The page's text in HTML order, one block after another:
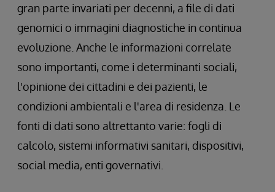
gran parte invariati per decenni, a file di dati
genomici o immagini diagnostiche in continua
evoluzione. Anche le informazioni correlate
sono importanti, come i determinanti sociali,
l'opinione dei cittadini e dei pazienti, le
condizioni ambientali e l'area di residenza. Le
fonti di dati sono altrettanto varie: fogli di
calcolo, sistemi informativi sanitari, dispositivi,
social media, enti governativi.